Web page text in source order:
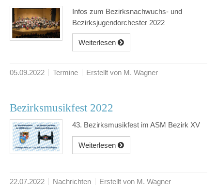
Infos zum Bezirksnachwuchs- und
Bezirksjugendorchester 2022
Weiterlesen
05.09.2022 Termine Erstellt von M. Wagner
Bezirksmusikfest 2022
43. Bezirksmusikfest im ASM Bezirk XV
Weiterlesen
22.07.2022 Nachrichten Erstellt von M. Wagner